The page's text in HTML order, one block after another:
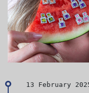
13 February